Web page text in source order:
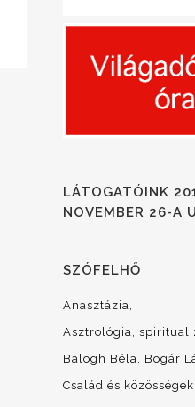
LÁTOGATÓINK
NOVEMBER 26-A
SZÓFELHŐ
Anasztázia
Asztrológia,
Balogh Béla
Bogár
Család és közösségek